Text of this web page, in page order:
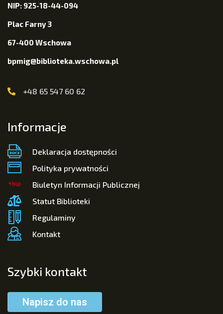
NIP: 925-18-44-094
Plac Farny 3
67-400 Wschowa
bpmig@biblioteka.wschowa.pl
+48 65 547 60 62
Informacje
Deklaracja dostępności
Polityka prywatności
Biuletyn Informacji Publicznej
Statut Biblioteki
Regulaminy
Kontakt
Szybki kontakt
Napisz do nas